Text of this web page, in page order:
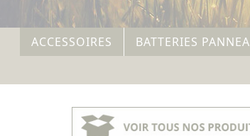
ACCESSOIRES BATTERIES